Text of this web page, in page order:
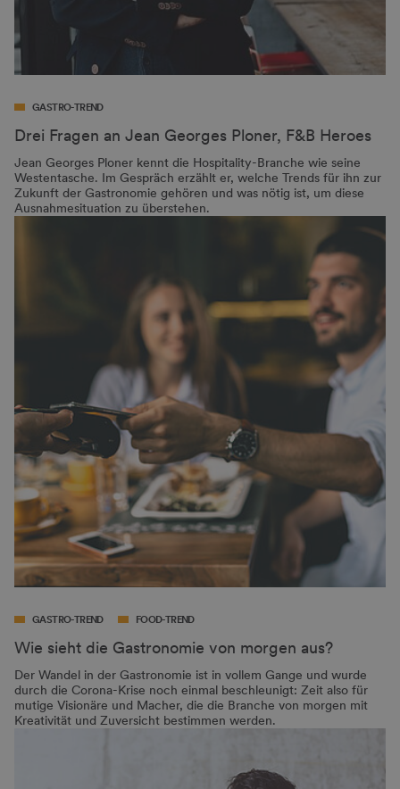
GASTRO-TREND
Drei Fragen an Jean Georges Ploner, F&B Heroes
Jean Georges Ploner kennt die Hospitality-Branche wie seine
Westentasche. Im Gespräch erzählt er, welche Trends für ihn zur
Zukunft der Gastronomie gehören und was nötig ist, um diese
Ausnahmesituation zu überstehen.
GASTRO-TREND FOOD-TREND
Wie sieht die Gastronomie von morgen aus?
Der Wandel in der Gastronomie ist in vollem Gange und wurde
durch die Corona-Krise noch einmal beschleunigt: Zeit also für
mutige Visionäre und Macher, die die Branche von morgen mit
Kreativität und Zuversicht bestimmen werden.